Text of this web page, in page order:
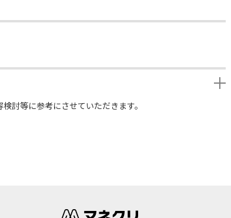
討等に参考にさせていただきます。